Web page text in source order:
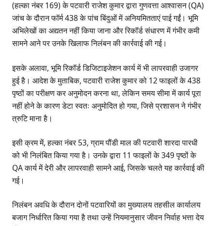
(हल्का नंबर 169) के पटवारी राजेश कुमार द्वारा गुणवत्ता आश्वासन (QA)
जांच के दौरान फॉर्म 438 के पांच बिंदुओं में अनियमितताएं पाई गईं। भूमि
अभिलेखों का अद्यतन नहीं किया जाना और रिकॉर्ड संधारण में गंभीर कमी
सामने आने पर उनके खिलाफ निलंबन की कार्रवाई की गई।
इसके अलावा, भूमि रिकॉर्ड डिजिटाइजेशन कार्य में भी लापरवाही उजागर
हुई है। आदेश के मुताबिक, पटवारी राजेश कुमार को 12 फाइलों के 438
पृष्ठों का परीक्षण कर अनुमोदन करना था, लेकिन समय सीमा में कार्य पूरा
नहीं होने के कारण डेटा स्वतः अनुमोदित हो गया, जिसे प्रशासन ने गंभीर
त्रुटि माना है।
इसी क्रम में, हल्का नंबर 53, ग्राम पौंडी माल की पटवारी शारदा पारधी
को भी निलंबित किया गया है। उनके द्वारा 11 फाइलों के 349 पृष्ठों के
QA कार्य में देरी और लापरवाही सामने आई, जिसके चलते यह कार्रवाई की
गई।
निलंबन अवधि के दौरान दोनों पटवारियों का मुख्यालय तहसील कार्यालय
बजाग निर्धारित किया गया है तथा उन्हें नियमानुसार जीवन निर्वाह भत्ता देय